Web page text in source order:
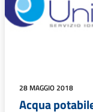
28 MAGGIO 2018
Acqua